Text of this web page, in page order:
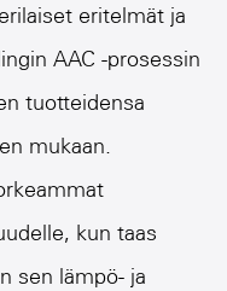
eritelmät ja
AAC -prosessin
tuotteidensa
mukaan.
kun taas
sen lämpö- ja